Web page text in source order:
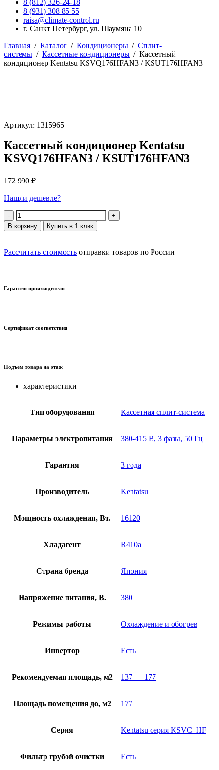
8 (812) 326-24-18
8 (931) 308 85 55
raisa@climate-control.ru
г. Санкт Петербург, ул. Шаумяна 10
Главная / Каталог / Кондиционеры / Сплит-
системы / Кассетные кондиционеры / Кассетный
кондиционер Kentatsu KSVQ176HFAN3 / KSUT176HFAN3
Артикул: 1315965
Кассетный кондиционер Kentatsu
KSVQ176HFAN3 / KSUT176HFAN3
172 990 ₽
Нашли дешевле?
Количество
В корзину Купить в 1 клик
Рассчитать стоимость отправки товаров по России
Гарантия производителя
Сертификат соответствия
Подъем товара на этаж
характеристики
Тип оборудования Кассетная сплит-система
Параметры электропитания 380-415 В, 3 фазы, 50 Гц
Гарантия 3 года
Производитель Kentatsu
Мощность охлаждения, Вт. 16120
Хладагент R410a
Страна бренда Япония
Напряжение питания, В. 380
Режимы работы Охлаждение и обогрев
Инвертор Есть
Рекомендуемая площадь, м2 137 — 177
Площадь помещения до, м2 177
Серия Kentatsu серия KSVC_HF
Фильтр грубой очистки Есть